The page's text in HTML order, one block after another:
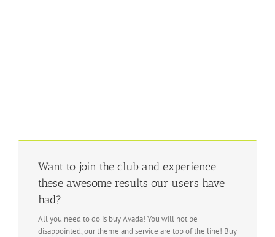
Want to join the club and experience
these awesome results our users have
had?
All you need to do is buy Avada! You will not be
disappointed, our theme and service are top of the line! Buy